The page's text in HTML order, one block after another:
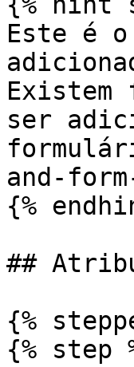
Este é
Existem
ser
and-
{%
##
{%
{% step